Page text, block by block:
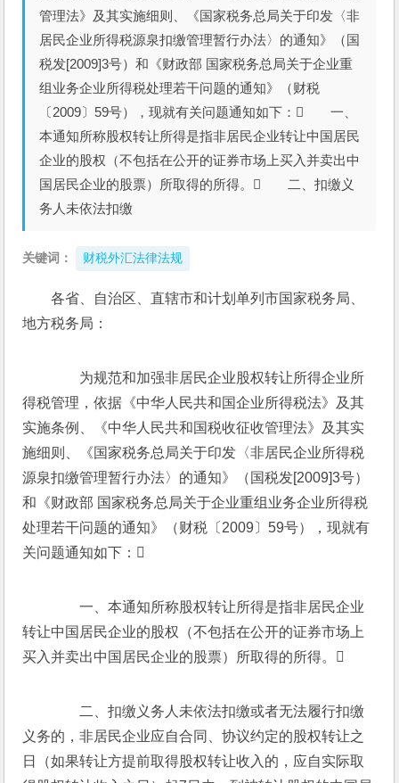
管理法》及其实施细则、《国家税务总局关于印发〈非
居民企业所得税源泉扣缴管理暂行办法〉的通知》（国
税发[2009]3号）和《财政部 国家税务总局关于企业重
组业务企业所得税处理若干问题的通知》（财税
〔2009〕59号），现就有关问题通知如下： 一、
本通知所称股权转让所得是指非居民企业转让中国居民
企业的股权（不包括在公开的证券市场上买入并卖出中
国居民企业的股票）所取得的所得。 二、扣缴义
务人未依法扣缴
关键词： 财税外汇法律法规
各省、自治区、直辖市和计划单列市国家税务局、
地方税务局：
为规范和加强非居民企业股权转让所得企业所
得税管理，依据《中华人民共和国企业所得税法》及其
实施条例、《中华人民共和国税收征收管理法》及其实
施细则、《国家税务总局关于印发〈非居民企业所得税
源泉扣缴管理暂行办法〉的通知》（国税发[2009]3号）
和《财政部 国家税务总局关于企业重组业务企业所得税
处理若干问题的通知》（财税〔2009〕59号），现就有
关问题通知如下：
一、本通知所称股权转让所得是指非居民企业
转让中国居民企业的股权（不包括在公开的证券市场上
买入并卖出中国居民企业的股票）所取得的所得。
二、扣缴义务人未依法扣缴或者无法履行扣缴
义务的，非居民企业应自合同、协议约定的股权转让之
日（如果转让方提前取得股权转让收入的，应自实际取